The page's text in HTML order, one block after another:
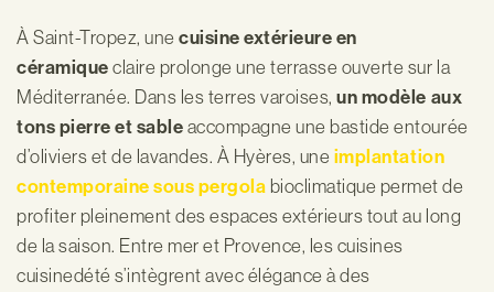
À Saint-Tropez, unecuisine extérieure en
céramiqueclaire prolonge une terrasse ouverte sur la
Méditerranée. Dans les terres varoises,un modèle aux
tons pierre et sableaccompagne une bastide entourée
d’oliviers et de lavandes. À Hyères, uneimplantation
contemporaine sous pergola bioclimatique permet de
profiter pleinement des espaces extérieurs tout au long
de la saison. Entre mer et Provence, les cuisines
cuisinedété s’intègrent avec élégance à des